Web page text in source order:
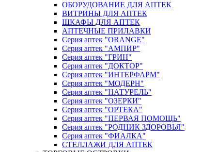
ОБОРУДОВАНИЕ ДЛЯ АПТЕК
ВИТРИНЫ ДЛЯ АПТЕК
ШКАФЫ ДЛЯ АПТЕК
АПТЕЧНЫЕ ПРИЛАВКИ
Серия аптек "ORANGE"
Серия аптек "АМПИР"
Серия аптек "ГРИН"
Серия аптек "ДОКТОР"
Серия аптек "ИНТЕРФАРМ"
Серия аптек "МОДЕРН"
Серия аптек "НАТУРЕЛЬ"
Серия аптек "ОЗЕРКИ"
Серия аптек "ОРТЕКА"
Серия аптек "ПЕРВАЯ ПОМОЩЬ"
Серия аптек "РОДНИК ЗДОРОВЬЯ"
Серия аптек "ФИАЛКА"
СТЕЛЛАЖИ ДЛЯ АПТЕК